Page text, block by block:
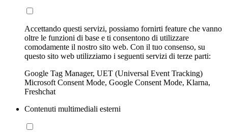
Accettando questi servizi, possiamo fornirti feature che vanno
oltre le funzioni di base e ti consentono di utilizzare
comodamente il nostro sito web. Con il tuo consenso, su
questo sito web utilizziamo i seguenti servizi di terze parti:
Google Tag Manager, UET (Universal Event Tracking)
Microsoft Consent Mode, Google Consent Mode, Klarna,
Freshchat
Contenuti multimediali esterni